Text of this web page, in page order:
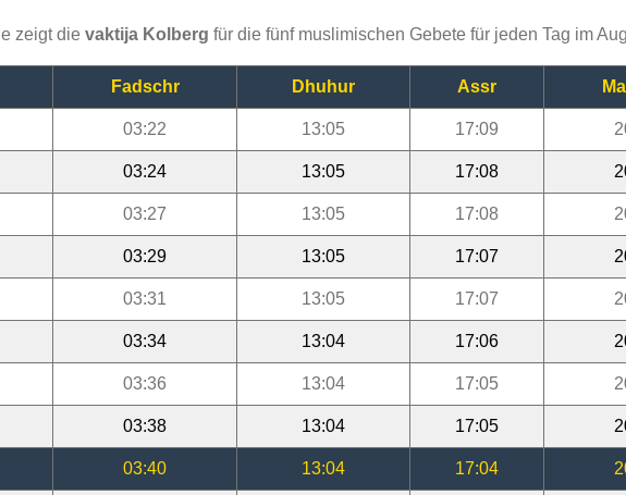
zeigt die vaktija Kolberg für die fünf muslimischen Gebete für jeden Tag im
Fadschr Dhuhur Assr
03:22 13:05 17:09
03:24 13:05 17:08
03:27 13:05 17:08
03:29 13:05 17:07
03:31 13:05 17:07
03:34 13:04 17:06
03:36 13:04 17:05
03:38 13:04 17:05
03:40 13:04 17:04